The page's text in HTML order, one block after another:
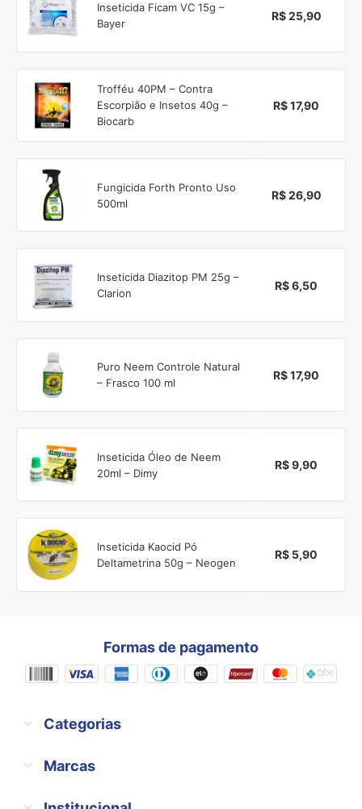
Inseticida Ficam VC 15g –
Bayer
R$ 25,90
Trofféu 40PM – Contra
Escorpião e Insetos 40g –
Biocarb
R$ 17,90
Fungicida Forth Pronto Uso
500ml
R$ 26,90
Inseticida Diazitop PM 25g –
Clarion
R$ 6,50
Puro Neem Controle Natural
– Frasco 100 ml
R$ 17,90
Inseticida Óleo de Neem
20ml – Dimy
R$ 9,90
Inseticida Kaocid Pó
Deltametrina 50g – Neogen
R$ 5,90
Formas de pagamento
Categorias
Marcas